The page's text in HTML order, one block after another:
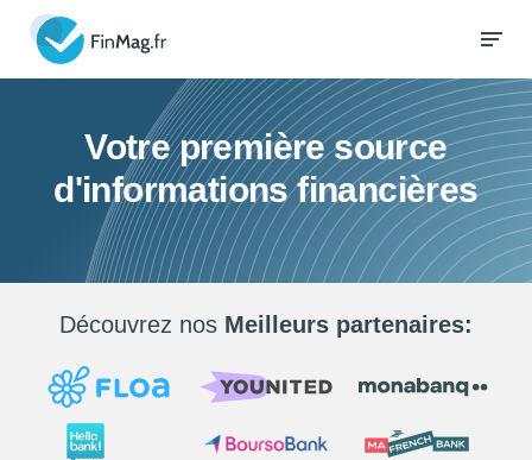
Votre première source
d'informations financières
Découvrez nos Meilleurs partenaires: